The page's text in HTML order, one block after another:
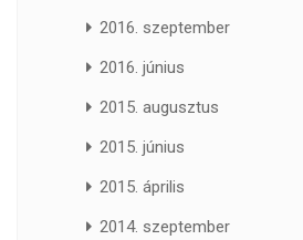
2016. szeptember
2016. június
2015. augusztus
2015. június
2015. április
2014. szeptember